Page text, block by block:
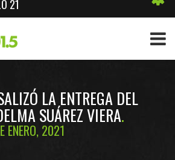
21
LA ENTREGA DEL
SUÁREZ VIERA
ENERO, 2021